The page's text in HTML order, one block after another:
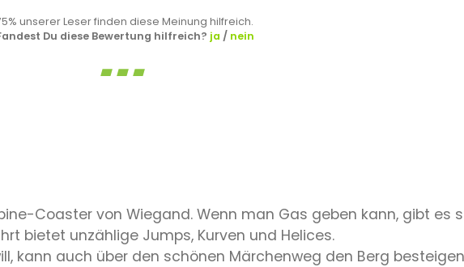
unserer Leser finden diese Meinung hilfreich.
Du diese Bewertung hilfreich? ja / nein
Coaster von Wiegand. Wenn man Gas geben kann, gibt es
bietet unzählige Jumps, Kurven und Helices.
kann auch über den schönen Märchenweg den Berg